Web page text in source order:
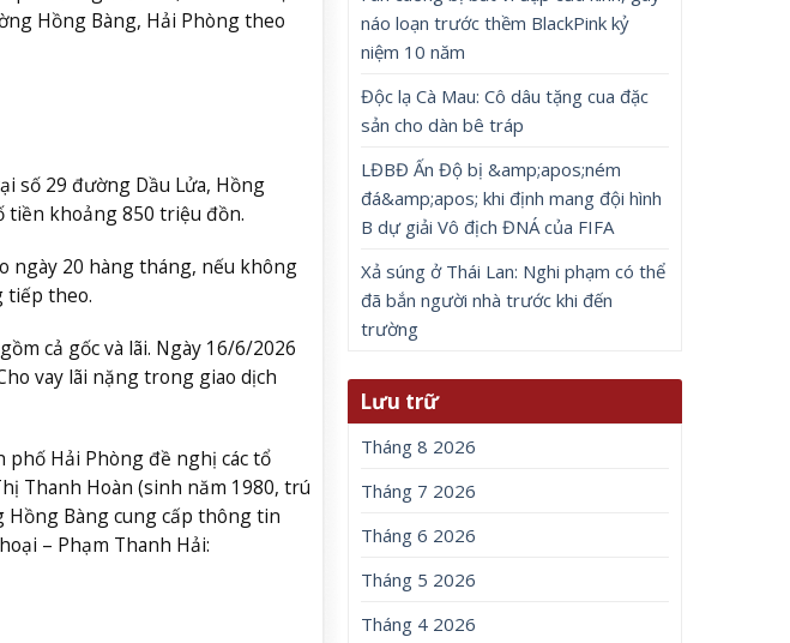
Hồng Bàng, Hải Phòng theo
số 29 đường Dầu Lửa, Hồng
tiền khoảng 850 triệu đồn.
ngày 20 hàng tháng, nếu không
tiếp theo.
cả gốc và lãi. Ngày 16/6/2026
vay lãi nặng trong giao dịch
phố Hải Phòng đề nghị các tổ
Thanh Hoàn (sinh năm 1980, trú
Hồng Bàng cung cấp thông tin
– Phạm Thanh Hải:
náo loạn trước thềm BlackPink kỷ
niệm 10 năm
Độc lạ Cà Mau: Cô dâu tặng cua đặc
sản cho dàn bê tráp
LĐBĐ Ấn Độ bị &amp;apos;ném
đá&amp;apos; khi định mang đội hình
B dự giải Vô địch ĐNÁ của FIFA
Xả súng ở Thái Lan: Nghi phạm có thể
đã bắn người nhà trước khi đến
trường
Lưu trữ
Tháng 8 2026
Tháng 7 2026
Tháng 6 2026
Tháng 5 2026
Tháng 4 2026